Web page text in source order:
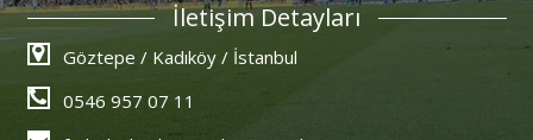
İletişim Detayları
Göztepe / Kadıköy / İstanbul
0546 957 07 11